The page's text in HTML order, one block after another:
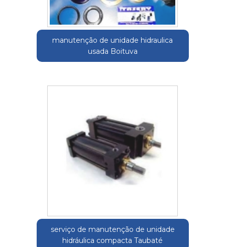
manutenção de unidade hidraulica
usada Boituva
serviço de manutenção de unidade
hidráulica compacta Taubaté